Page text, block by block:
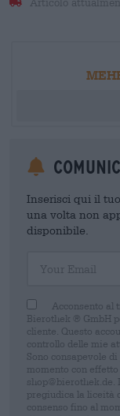
Articolo
Inserisci qui il
una volta non
disponibile.
Acconsento al
Bierothek ® GmbH
cliente. Questo
controllo delle mie
Sono consapevole
momento con
shop@bierothek.de.
pregiudica la liceità
consenso fino al